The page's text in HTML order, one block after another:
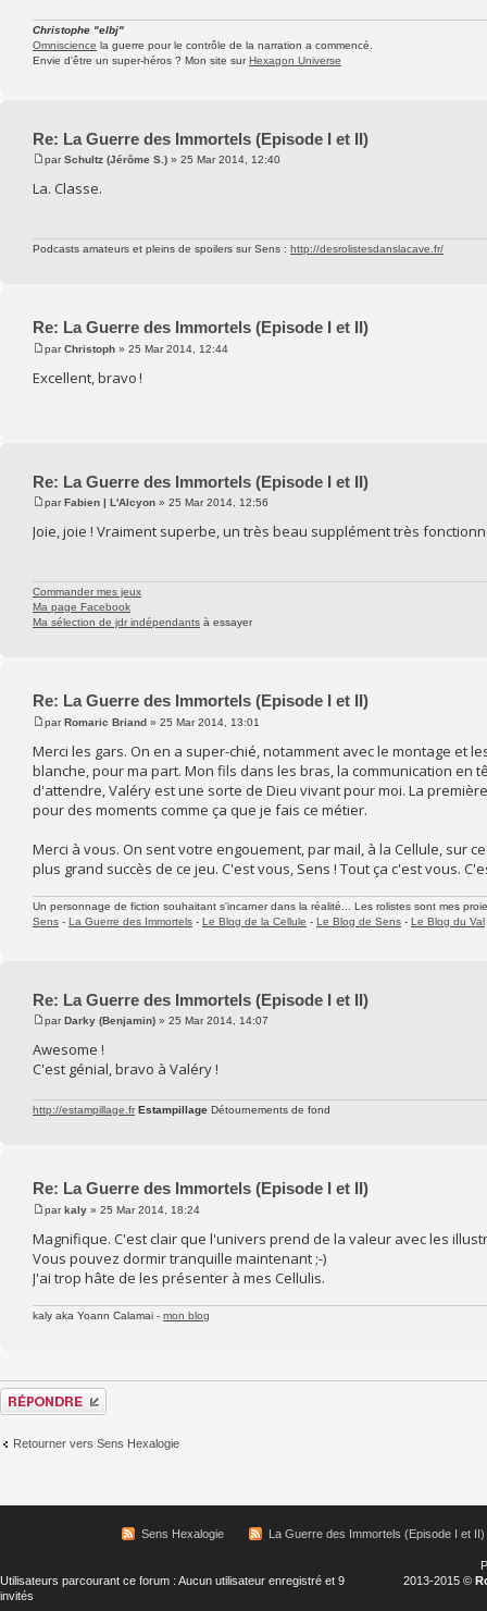
Christophe "elbj"
Omniscience la guerre pour le contrôle de la narration a commencé.
Envie d'être un super-héros ? Mon site surHexagon Universe
Re: La Guerre des Immortels (Episode I et II)
parSchultz (Jérôme S.) » 25 Mar 2014, 12:40
La. Classe.
Podcasts amateurs et pleins de spoilers sur Sens : http://desrolistesdanslacave.fr/
Re: La Guerre des Immortels (Episode I et II)
parChristoph » 25 Mar 2014, 12:44
Excellent, bravo !
Re: La Guerre des Immortels (Episode I et II)
parFabien | L'Alcyon » 25 Mar 2014, 12:56
Joie, joie ! Vraiment superbe, un très beau supplément très
Commander mes jeux
Ma page Facebook
Ma sélection de jdr indépendants à essayer
Re: La Guerre des Immortels (Episode I et II)
parRomaric Briand » 25 Mar 2014, 13:01
Merci les gars. On en a super-chié, notamment avec le montage et
blanche, pour ma part. Mon fils dans les bras, la communication en
d'attendre, Valéry est une sorte de Dieu vivant pour moi. La
pour des moments comme ça que je fais ce métier.
Merci à vous. On sent votre engouement, par mail, à la Cellule, sur
plus grand succès de ce jeu. C'est vous, Sens ! Tout ça c'est vous.
Un personnage de fiction souhaitant s'incarner dans la réalité... Les rolistes sont mes
Sens - La Guerre des Immortels - Le Blog de la Cellule - Le Blog de Sens - Le Blog du Val
Re: La Guerre des Immortels (Episode I et II)
parDarky (Benjamin) » 25 Mar 2014, 14:07
Awesome !
C'est génial, bravo à Valéry !
http://estampillage.fr Estampillage Détournements de fond
Re: La Guerre des Immortels (Episode I et II)
parkaly » 25 Mar 2014, 18:24
Magnifique. C'est clair que l'univers prend de la valeur avec les
Vous pouvez dormir tranquille maintenant ;-)
J'ai trop hâte de les présenter à mes Cellulis.
kaly aka Yoann Calamai - mon blog
Répondre
Retourner vers Sens Hexalogie
Sens Hexalogie La Guerre des Immortels (Episode I et II)
Utilisateurs parcourant ce forum : Aucun utilisateur enregistré et 9
invités
2013-2015 ©